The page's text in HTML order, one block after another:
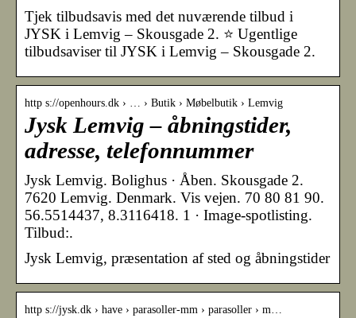
Tjek tilbudsavis med det nuværende tilbud i
JYSK i Lemvig – Skousgade 2. ⭐ Ugentlige
tilbudsaviser til JYSK i Lemvig – Skousgade 2.
http s://openhours.dk › … › Butik › Møbelbutik › Lemvig
Jysk Lemvig – åbningstider,
adresse, telefonnummer
Jysk Lemvig. Bolighus · Åben. Skousgade 2.
7620 Lemvig. Denmark. Vis vejen. 70 80 81 90.
56.5514437, 8.3116418. 1 · Image-spotlisting.
Tilbud:.
Jysk Lemvig, præsentation af sted og åbningstider
http s://jysk.dk › have › parasoller-mm › parasoller › m…